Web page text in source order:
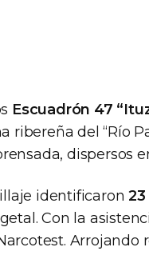
Escuadrón 47
ribereña del “Río
dispersos
identificaron
Con la
Arrojando